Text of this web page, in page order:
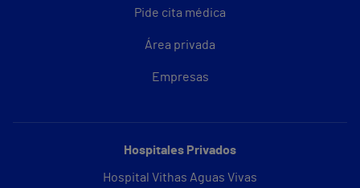
Pide cita médica
Área privada
Empresas
Hospitales Privados
Hospital Vithas Aguas Vivas